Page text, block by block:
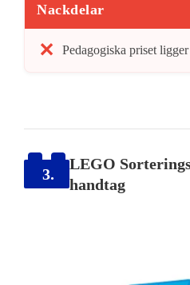
Nackdelar
Pedagogiska priset
3.
LEGO
handtag